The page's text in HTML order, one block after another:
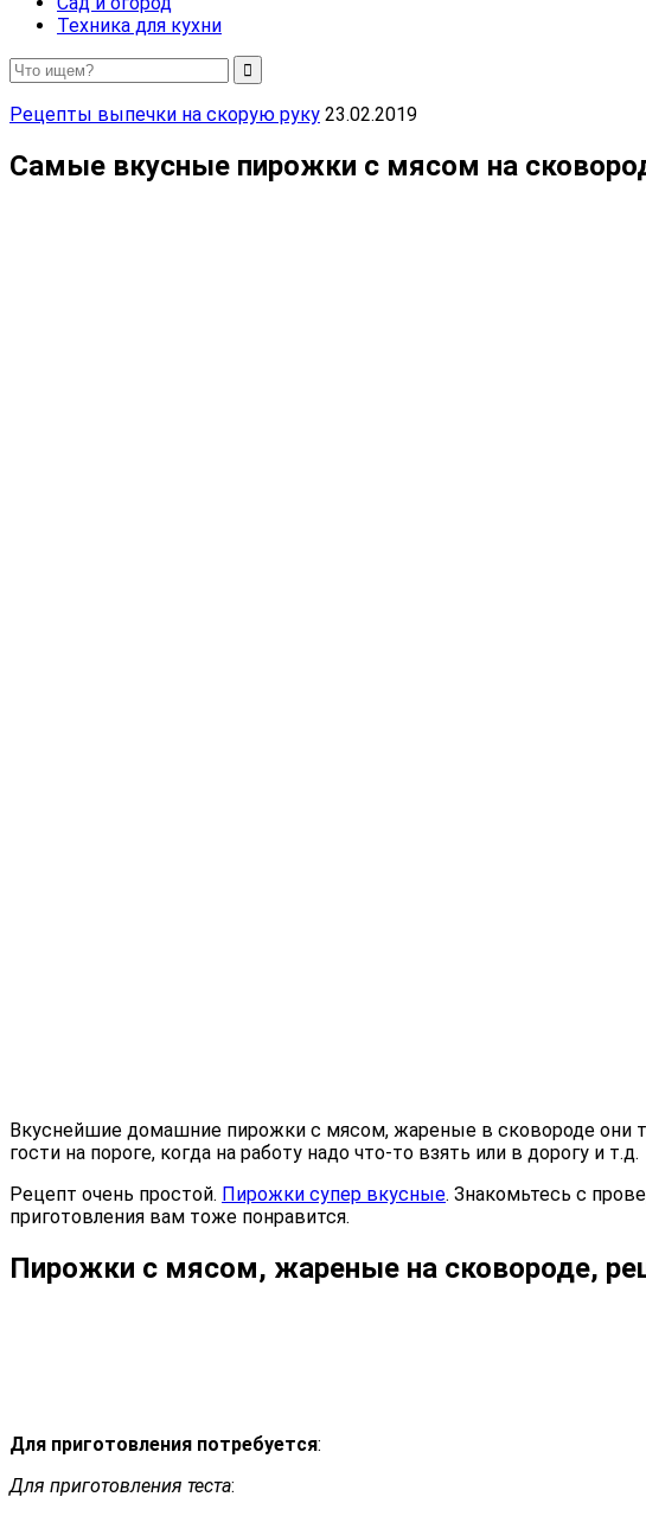
Техника для кухни
Рецепты выпечки на скорую руку 23.02.2019
Самые вкусные пирожки с мясом на
Вкуснейшие домашние пирожки с мясом, жареные в сковороде они
гости на пороге, когда на работу надо что-то взять или в дорогу и т.д.
Рецепт очень простой. Пирожки супер вкусные. Знакомьтесь с
приготовления вам тоже понравится.
Пирожки с мясом, жареные на сковороде,
Для приготовления потребуется:
Для приготовления теста: